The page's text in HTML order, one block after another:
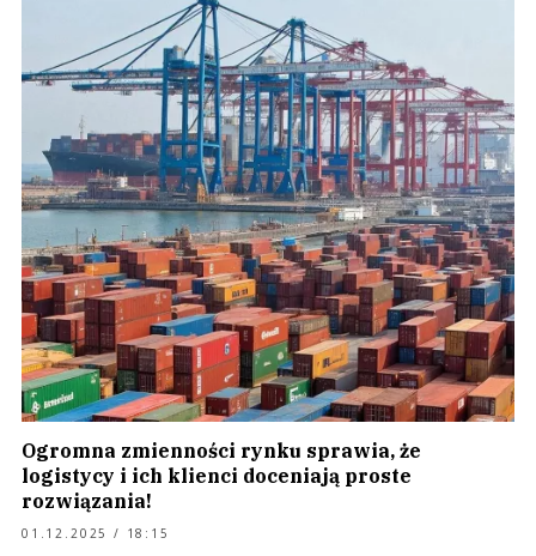
Ogromna zmienności rynku sprawia, że
logistycy i ich klienci doceniają proste
rozwiązania!
01.12.2025 / 18:15